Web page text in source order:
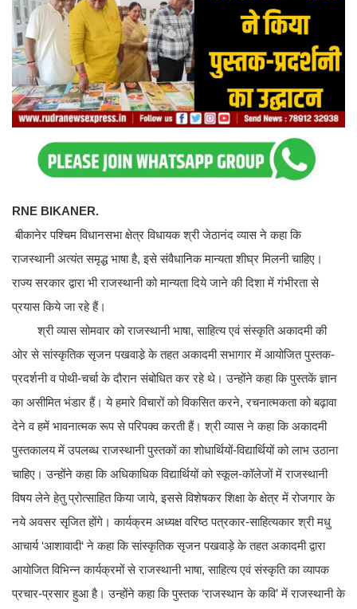
RNE BIKANER.
बीकानेर पश्चिम विधानसभा क्षेत्र विधायक श्री जेठानंद व्यास ने कहा कि
राजस्थानी अत्यंत समृद्ध भाषा है, इसे संवैधानिक मान्यता शीघ्र मिलनी चाहिए।
राज्य सरकार द्वारा भी राजस्थानी को मान्यता दिये जाने की दिशा में गंभीरता से
प्रयास किये जा रहे हैं।
श्री व्यास सोमवार को राजस्थानी भाषा, साहित्य एवं संस्कृति अकादमी की
ओर से सांस्कृतिक सृजन पखवाडे़ के तहत अकादमी सभागार में आयोजित पुस्तक-
प्रदर्शनी व पोथी-चर्चा के दौरान संबोधित कर रहे थे। उन्होंने कहा कि पुस्तकें ज्ञान
का असीमित भंडार हैं। ये हमारे विचारों को विकसित करने, रचनात्मकता को बढ़ावा
देने व हमें भावनात्मक रूप से परिपक्व करती हैं। श्री व्यास ने कहा कि अकादमी
पुस्तकालय में उपलब्ध राजस्थानी पुस्तकों का शोधार्थियों-विद्यार्थियों को लाभ उठाना
चाहिए। उन्होंने कहा कि अधिकाधिक विद्यार्थियों को स्कूल-कॉलेजों में राजस्थानी
विषय लेने हेतु प्रोत्साहित किया जाये, इससे विशेषकर शिक्षा के क्षेत्र में रोजगार के
नये अवसर सृजित होंगे। कार्यक्रम अध्यक्ष वरिष्ठ पत्रकार-साहित्यकार श्री मधु
आचार्य ‘आशावादी‘ ने कहा कि सांस्कृतिक सृजन पखवाड़े के तहत अकादमी द्वारा
आयोजित विभिन्न कार्यक्रमों से राजस्थानी भाषा, साहित्य एवं संस्कृति का व्यापक
प्रचार-प्रसार हुआ है। उन्होंने कहा कि पुस्तक ‘राजस्थान के कवि’ में राजस्थानी के